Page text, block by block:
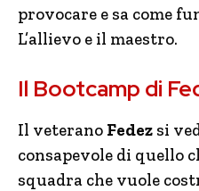
provocare e sa come
L’allievo e il maestro.
Il Bootcamp di
Il veterano Fedez si
consapevole di quello
squadra che vuole